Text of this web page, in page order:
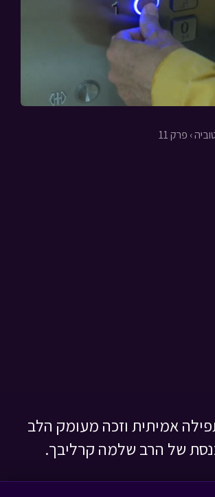
› פרק 11
אמיתית וזכה מעומק הלב
של הרב שלמה קרליבך.